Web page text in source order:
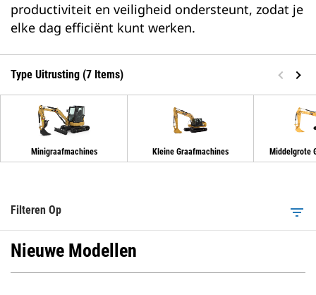
productiviteit en veiligheid ondersteunt, zodat je
elke dag efficiënt kunt werken.
Type Uitrusting (7 Items)
Minigraafmachines Kleine Graafmachines Middelgrote
Filteren Op filter_list
Nieuwe Modellen